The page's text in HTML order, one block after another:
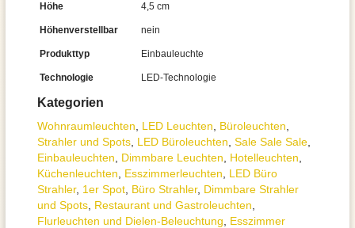
Kategorien
Wohnraum­leuchten LED Leuchten Büroleuchten
Strahler und Spots LED Büroleuchten Sale Sale Sale
Einbauleuchten
Dimmbare Leuchten Hotelleuchten
Küchenleuchten
Esszimmer­­leuchten
LED Büro
Strahler, 1er Spot Büro Strahler, Dimmbare Strahler
und Spots Restaurant und Gastroleuchten
Flurleuchten und Dielen-Beleuchtung
Esszimmer
Höhe 4,5 cm
Höhenverstellbar nein
Produkttyp Einbauleuchte
Technologie LED-Technologie